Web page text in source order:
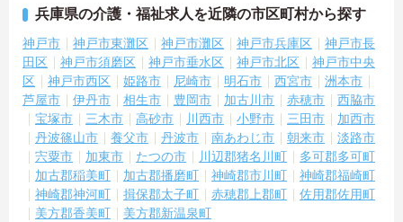
兵庫県の介護・福祉求人を近隣の市区町村から探す
神戸市 神戸市東灘区 神戸市灘区 神戸市兵庫区
神戸市長
田区
神戸市須磨区 神戸市垂水区 神戸市北区
神戸市中央
区
神戸市西区 姫路市 尼崎市 明石市 西宮市
洲本市
芦屋市
伊丹市 相生市 豊岡市 加古川市 赤穂市
西脇市
宝塚市
三木市 高砂市 川西市 小野市 三田市
加西市
丹波篠山市
養父市 丹波市 南あわじ市 朝来市
淡路市
宍粟市
加東市 たつの市 川辺郡猪名川町
多可郡多可町
加古郡稲美町
加古郡播磨町 神崎郡市川町
神崎郡福崎町
神崎郡神河町
揖保郡太子町 赤穂郡上郡町
佐用郡佐用町
美方郡香美町
美方郡新温泉町